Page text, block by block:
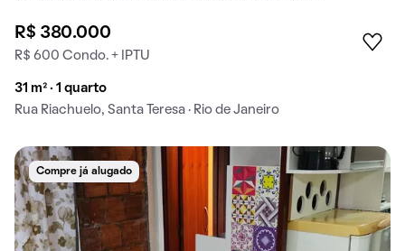
R$ 380.000
R$ 600 Condo. + IPTU
31 m² · 1 quarto
Rua Riachuelo, Santa Teresa · Rio de Janeiro
Compre já alugado